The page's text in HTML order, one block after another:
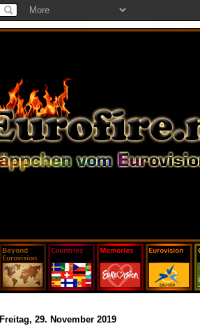
Freitag, 29. November 2019